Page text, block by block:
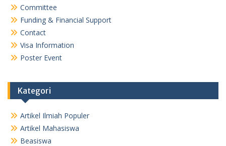
Committee
Funding & Financial Support
Contact
Visa Information
Poster Event
Kategori
Artikel Ilmiah Populer
Artikel Mahasiswa
Beasiswa